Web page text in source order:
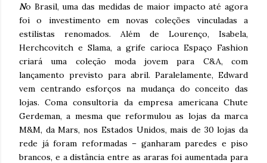
No Brasil, uma das medidas de maior impacto até agora
foi o investimento em novas coleções vinculadas a
estilistas renomados. Além de Lourenço, Isabela,
Herchcovitch e Slama, a grife carioca Espaço Fashion
criará uma coleção moda jovem para C&A, com
lançamento previsto para abril. Paralelamente, Edward
vem centrando esforços na mudança do conceito das
lojas. Coma consultoria da empresa americana Chute
Gerdeman, a mesma que reformulou as lojas da marca
M&M, da Mars, nos Estados Unidos, mais de 30 lojas da
rede já foram reformadas – ganharam paredes e piso
brancos, e a distância entre as araras foi aumentada para